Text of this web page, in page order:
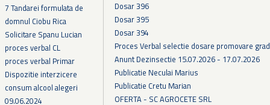
7 Tandarei formulata de
domnul Ciobu Rica
Solicitare Spanu Lucian
proces verbal CL
proces verbal Primar
Dispozitie interzicere
consum alcool alegeri
09.06.2024
Dosar 396
Dosar 395
Dosar 394
Proces Verbal selectie dosare promovare
Anunt Dezinsectie 15.07.2026 - 17.07.2026
Publicatie Neculai Marius
Publicatie Cretu Marian
OFERTA - SC AGROCETE SRL